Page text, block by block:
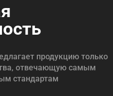
продукцию только
отвечающую самым
стандартам